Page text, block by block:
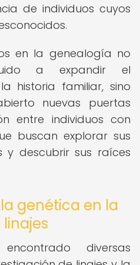
de individuos cuyos
en la genealogía no
a expandir el
historia familiar, sino
nuevas puertas
entre individuos con
buscan explorar sus
y descubrir sus raíces
genética en la
diversas